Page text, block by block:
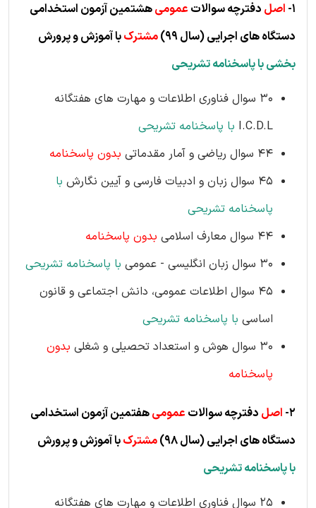
1- اصل دفترچه سوالات عمومیهشتمین آزمون استخدامی
دستگاه های اجرایی (سال 99) مشترکبا آموزش و پرورش
بخشی با پاسخنامه تشریحی
30 سوال فناوری اطلاعات و مهارت های هفتگانه
I.C.D.L با پاسخنامه تشریحی
44 سوال ریاضی و آمار مقدماتی
بدون پاسخنامه
45 سوال زبان و ادبیات فارسی و آیین نگارش
با
پاسخنامه تشریحی
44 سوال معارف اسلامی
بدون پاسخنامه
30 سوال زبان انگلیسی - عمومی
با پاسخنامه تشریحی
45 سوال اطلاعات عمومی، دانش اجتماعی و قانون
اساسی با پاسخنامه تشریحی
30 سوال هوش و استعداد تحصیلی و شغلی
بدون
پاسخنامه
2- اصل دفترچه سوالات عمومیهفتمین آزمون استخدامی
دستگاه های اجرایی(سال 98) مشترکبا آموزش و پرورش
با پاسخنامه تشریحی
25 سوال فناوری اطلاعات و مهارت های هفتگانه